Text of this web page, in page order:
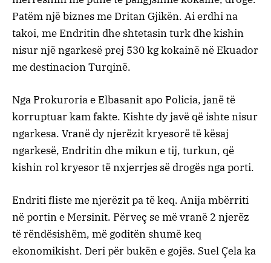
Patëm një biznes me Dritan Gjikën. Ai erdhi na
takoi, me Endritin dhe shtetasin turk dhe kishin
nisur një ngarkesë prej 530 kg kokainë në Ekuador
me destinacion Turqinë.
Nga Prokuroria e Elbasanit apo Policia, janë të
korruptuar kam fakte. Kishte dy javë që ishte nisur
ngarkesa. Vranë dy njerëzit kryesorë të kësaj
ngarkesë, Endritin dhe mikun e tij, turkun, që
kishin rol kryesor të nxjerrjes së drogës nga porti.
Endriti fliste me njerëzit pa të keq. Anija mbërriti
në portin e Mersinit. Përveç se më vranë 2 njerëz
të rëndësishëm, më goditën shumë keq
ekonomikisht. Deri për bukën e gojës. Suel Çela ka